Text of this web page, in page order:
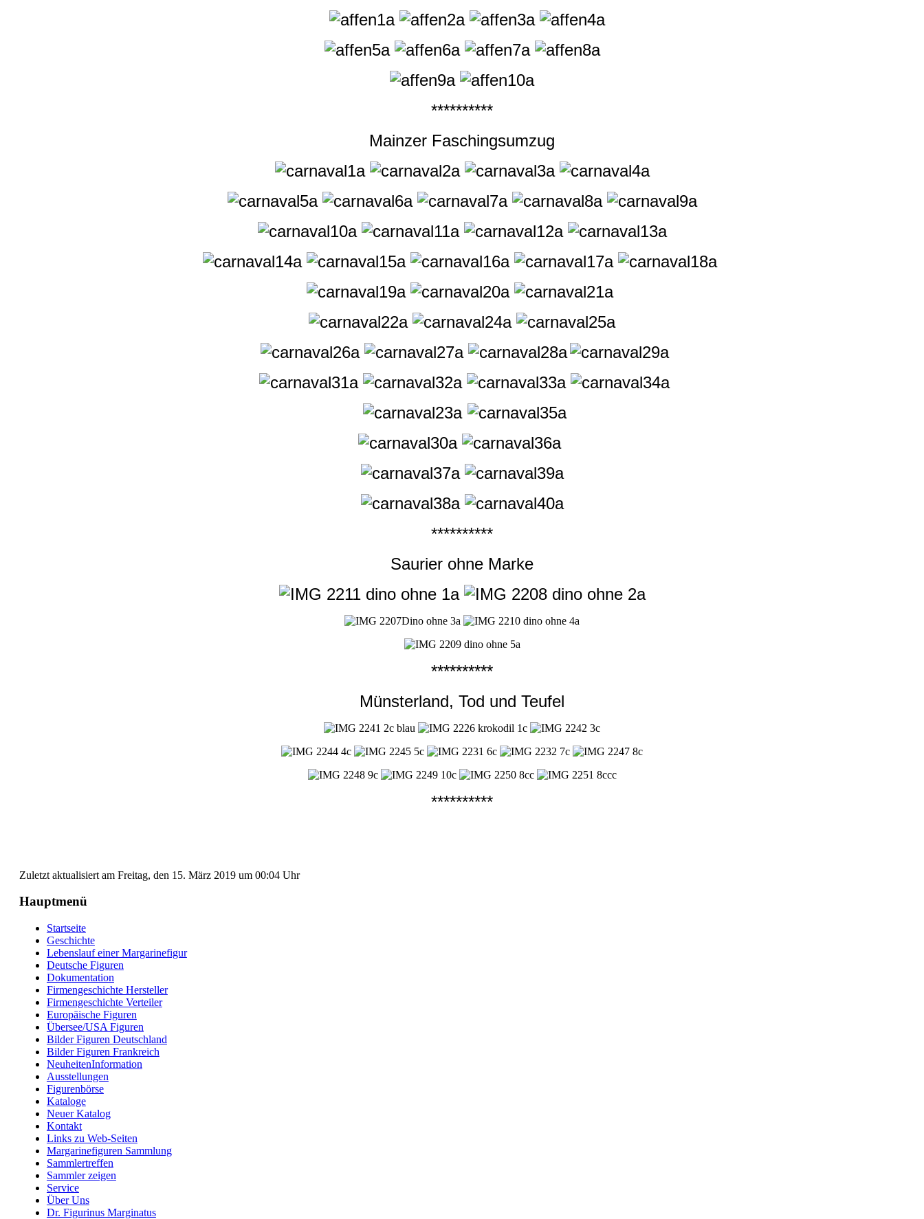
**********
Mainzer Faschingsumzug
**********
Saurier ohne Marke
**********
Münsterland, Tod und Teufel
**********
Zuletzt aktualisiert am Freitag, den 15. März 2019 um 00:04 Uhr
Hauptmenü
Startseite
Geschichte
Lebenslauf einer Margarinefigur
Deutsche Figuren
Dokumentation
Firmengeschichte Hersteller
Firmengeschichte Verteiler
Europäische Figuren
Übersee/USA Figuren
Bilder Figuren Deutschland
Bilder Figuren Frankreich
NeuheitenInformation
Ausstellungen
Figurenbörse
Kataloge
Neuer Katalog
Kontakt
Links zu Web-Seiten
Margarinefiguren Sammlung
Sammlertreffen
Sammler zeigen
Service
Über Uns
Dr. Figurinus Marginatus